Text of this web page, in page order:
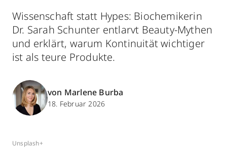
Wissenschaft statt Hypes: Biochemikerin
Dr. Sarah Schunter entlarvt Beauty-Mythen
und erklärt, warum Kontinuität wichtiger
ist als teure Produkte.
von Marlene Burba
18. Februar 2026
Unsplash+